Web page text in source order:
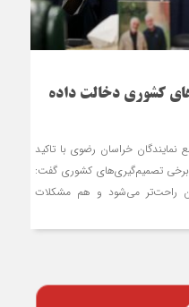
کشوری دخالت داده
خراسان رضوی با تاکید
برخی تصمیم‌گیری‌های کشوری گفت:
راحت‌تر می‌شود و هم مشکلات